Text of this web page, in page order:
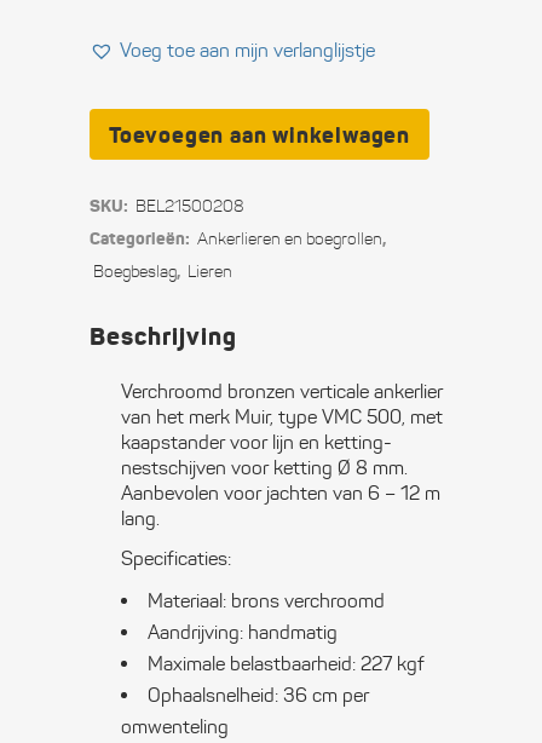
Voeg toe aan mijn verlanglijstje
Ankerlier
voor
ketting
drum
quantity
Toevoegen aan winkelwagen
SKU: BEL21500208
Categorieën: Ankerlieren en boegrollen,
Boegbeslag, Lieren
Beschrijving
Verchroomd bronzen verticale ankerlier
van het merk Muir, type VMC 500, met
kaapstander voor lijn en ketting-
nestschijven voor ketting Ø 8 mm.
Aanbevolen voor jachten van 6 – 12 m
lang.
Specificaties:
Materiaal: brons verchroomd
Aandrijving: handmatig
Maximale belastbaarheid: 227 kgf
Ophaalsnelheid: 36 cm per
omwenteling